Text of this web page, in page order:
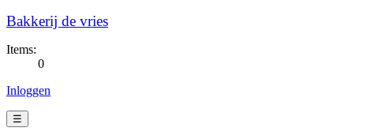
Bakkerij de vries
Items:
0
Inloggen
☰